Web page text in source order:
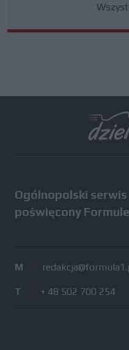
Ogólnopolski serwis
poświęcony
M /
T / + 48 502 700 254